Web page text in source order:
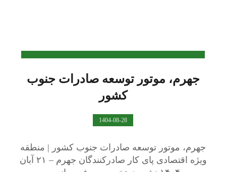
جهرم، موتور توسعه صادرات جنوب
کشور
1404-08-28
جهرم، موتور توسعه صادرات جنوب کشور | منطقه
ویژه اقتصادی پای کار صادرکنندگان جهرم – ۲۱ آبان